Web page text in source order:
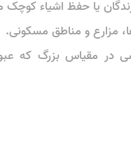
یا حفظ اشیاء
مزارع و مناطق مسکونی.
در مقیاس بزرگ که